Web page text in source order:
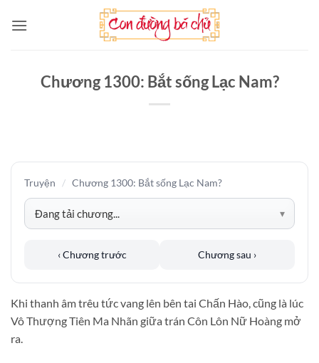
qua
Chương 1300: Bắt sống Lạc Nam?
Truyện / Chương 1300: Bắt sống Lạc Nam?
‹ Chương trước Chương sau ›
Khi thanh âm trêu tức vang lên bên tai Chấn Hào, cũng là lúc
Vô Thượng Tiên Ma Nhãn giữa trán Côn Lôn Nữ Hoàng mở
ra.